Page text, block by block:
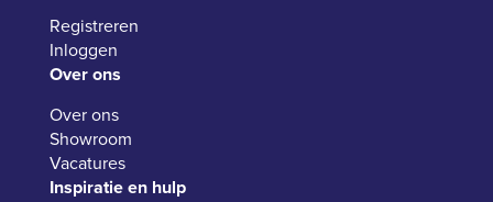
Registreren
Inloggen
Over ons
Over ons
Showroom
Vacatures
Inspiratie en hulp